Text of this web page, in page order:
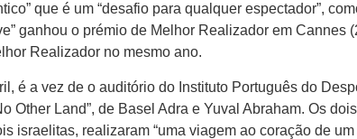
que é um “desafio para qualquer espectador”,
ganhou o prémio de Melhor Realizador em Cannes
Realizador no mesmo ano.
é a vez de o auditório do Instituto Português do
Other Land”, de Basel Adra e Yuval Abraham. Os
israelitas, realizaram “uma viagem ao coração de